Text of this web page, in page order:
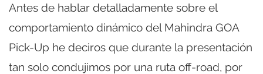
Antes de hablar detalladamente sobre el
comportamiento dinámico del Mahindra GOA
Pick-Up he deciros que durante la presentación
tan solo condujimos por una ruta off-road, por